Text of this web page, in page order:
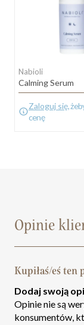
Nabioli
Calming Serum
Zaloguj się,
cenę
Opinie
Kupiłaś/eś ten
Dodaj swoją
Opinie nie są
konsumentów,